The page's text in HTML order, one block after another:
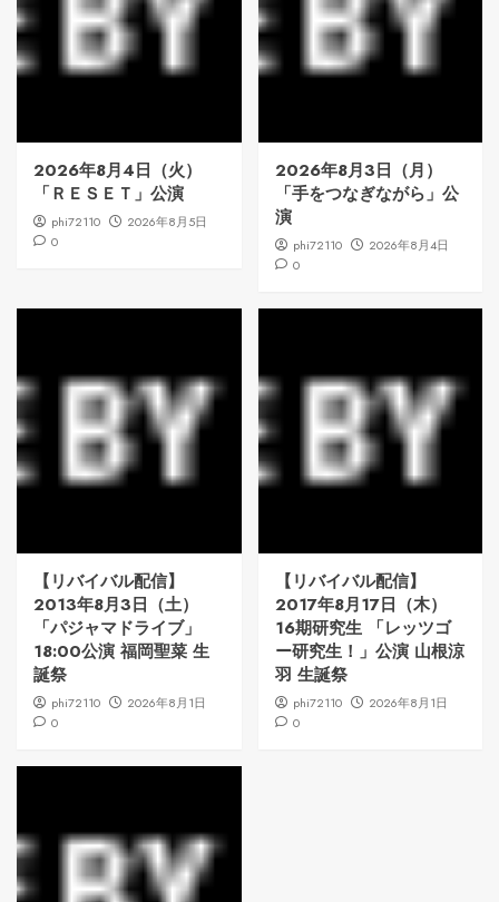
2026年8月4日（火）
「ＲＥＳＥＴ」公演
phi72110
2026年8月5日
0
2026年8月3日（月）
「手をつなぎながら」公
演
phi72110
2026年8月4日
0
【リバイバル配信】
2013年8月3日（土）
「パジャマドライブ」
18:00公演 福岡聖菜 生
誕祭
phi72110
2026年8月1日
0
【リバイバル配信】
2017年8月17日（木）
16期研究生 「レッツゴ
ー研究生！」公演 山根涼
羽 生誕祭
phi72110
2026年8月1日
0